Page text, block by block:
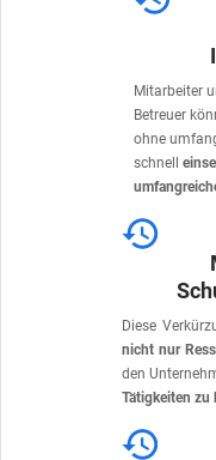
Mitarbeiter
Betreuer
ohne
schnell
Diese
nicht nur
den
Tätigkeiten zu